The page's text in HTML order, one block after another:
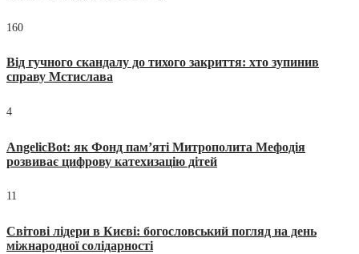
160
Від гучного скандалу до тихого закриття: хто зупинив
справу Мстислава
4
AngelicBot: як Фонд пам’яті Митрополита Мефодія
розвиває цифрову катехизацію дітей
11
Світові лідери в Києві: богословський погляд на день
міжнародної солідарності